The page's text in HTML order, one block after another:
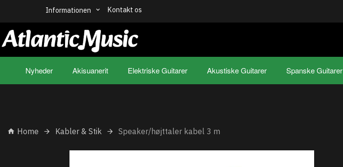
Informationen Kontakt os
Nyheder Akisuanerit Elektriske Guitarer Akustiske Guitarer Spanske Guitarer
Home Kabler & Stik Speaker/højttaler kabel 3 m